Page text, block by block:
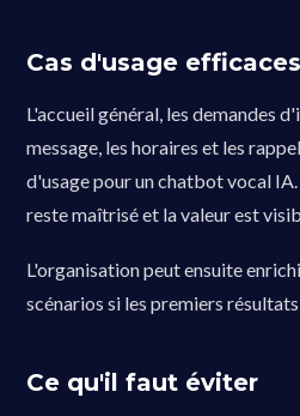
Cas d'usage efficaces
L'accueil général, les demandes
message, les horaires et les
d'usage pour un chatbot vocal
reste maîtrisé et la valeur est
L'organisation peut ensuite
scénarios si les premiers
Ce qu'il faut éviter